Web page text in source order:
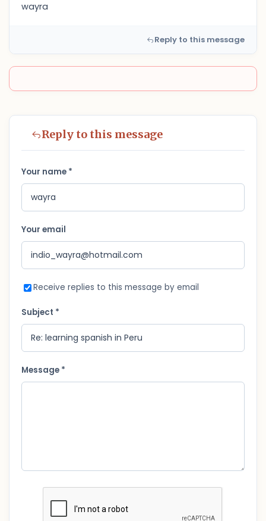
wayra
Reply to this message
Reply to this message
Your name *
Your email
Receive replies to this message by email
Subject *
Message *